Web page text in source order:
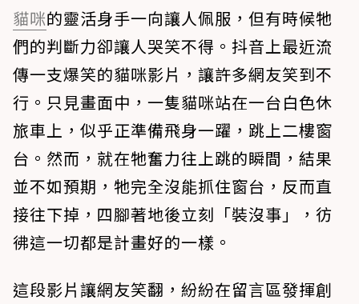
貓咪的靈活身手一向讓人佩服，但有時候牠
們的判斷力卻讓人哭笑不得。抖音上最近流
傳一支爆笑的貓咪影片，讓許多網友笑到不
行。只見畫面中，一隻貓咪站在一台白色休
旅車上，似乎正準備飛身一躍，跳上二樓窗
台。然而，就在牠奮力往上跳的瞬間，結果
並不如預期，牠完全沒能抓住窗台，反而直
接往下掉，四腳著地後立刻「裝沒事」，彷
彿這一切都是計畫好的一樣。
這段影片讓網友笑翻，紛紛在留言區發揮創